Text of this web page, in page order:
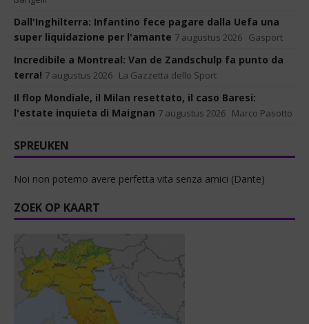
Dall'Inghilterra: Infantino fece pagare dalla Uefa una
super liquidazione per l'amante 7 augustus 2026 Gasport
Incredibile a Montreal: Van de Zandschulp fa punto da
terra! 7 augustus 2026 La Gazzetta dello Sport
Il flop Mondiale, il Milan resettato, il caso Baresi:
l'estate inquieta di Maignan 7 augustus 2026 Marco Pasotto
SPREUKEN
Noi non potemo avere perfetta vita senza amici (Dante)
ZOEK OP KAART